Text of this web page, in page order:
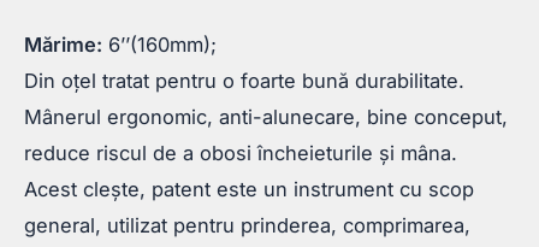
Mărime: 6’’(160mm);
Din oțel tratat pentru o foarte bună durabilitate.
Mânerul ergonomic, anti-alunecare, bine conceput,
reduce riscul de a obosi încheieturile și mâna.
Acest clește, patent este un instrument cu scop
general, utilizat pentru prinderea, comprimarea,